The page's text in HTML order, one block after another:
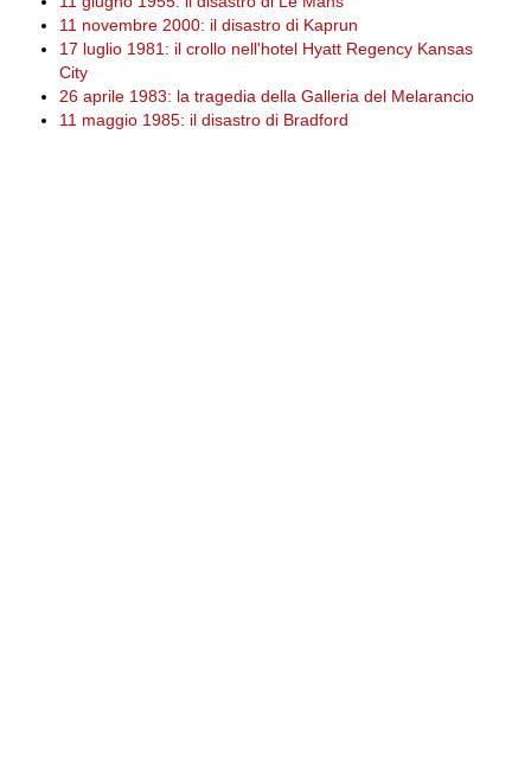
11 novembre 2000: il disastro di Kaprun
17 luglio 1981: il crollo nell'hotel Hyatt Regency Kansas
City
26 aprile 1983: la tragedia della Galleria del Melarancio
11 maggio 1985: il disastro di Bradford